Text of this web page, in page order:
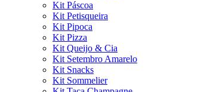
Kit Páscoa
Kit Petisqueira
Kit Pipoca
Kit Pizza
Kit Queijo & Cia
Kit Setembro Amarelo
Kit Snacks
Kit Sommelier